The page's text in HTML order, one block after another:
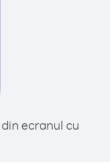
ecranul cu